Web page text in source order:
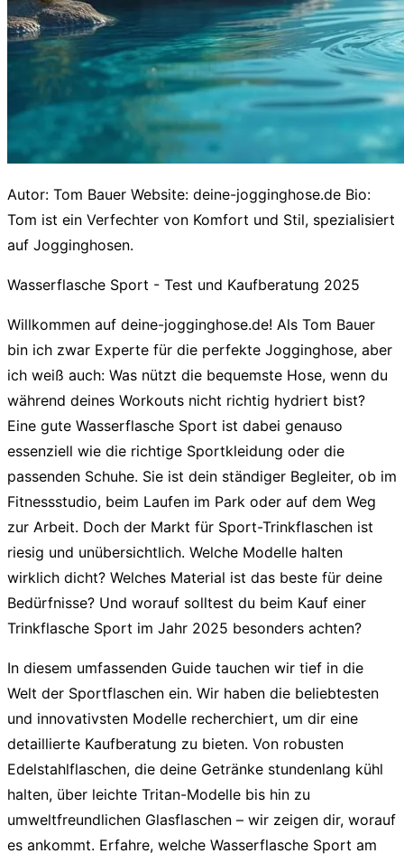
Autor: Tom Bauer Website: deine-jogginghose.de Bio:
Tom ist ein Verfechter von Komfort und Stil, spezialisiert
auf Jogginghosen.
Wasserflasche Sport - Test und Kaufberatung 2025
Willkommen auf deine-jogginghose.de! Als Tom Bauer
bin ich zwar Experte für die perfekte Jogginghose, aber
ich weiß auch: Was nützt die bequemste Hose, wenn du
während deines Workouts nicht richtig hydriert bist?
Eine gute Wasserflasche Sport ist dabei genauso
essenziell wie die richtige Sportkleidung oder die
passenden Schuhe. Sie ist dein ständiger Begleiter, ob im
Fitnessstudio, beim Laufen im Park oder auf dem Weg
zur Arbeit. Doch der Markt für Sport-Trinkflaschen ist
riesig und unübersichtlich. Welche Modelle halten
wirklich dicht? Welches Material ist das beste für deine
Bedürfnisse? Und worauf solltest du beim Kauf einer
Trinkflasche Sport im Jahr 2025 besonders achten?
In diesem umfassenden Guide tauchen wir tief in die
Welt der Sportflaschen ein. Wir haben die beliebtesten
und innovativsten Modelle recherchiert, um dir eine
detaillierte Kaufberatung zu bieten. Von robusten
Edelstahlflaschen, die deine Getränke stundenlang kühl
halten, über leichte Tritan-Modelle bis hin zu
umweltfreundlichen Glasflaschen – wir zeigen dir, worauf
es ankommt. Erfahre, welche Wasserflasche Sport am